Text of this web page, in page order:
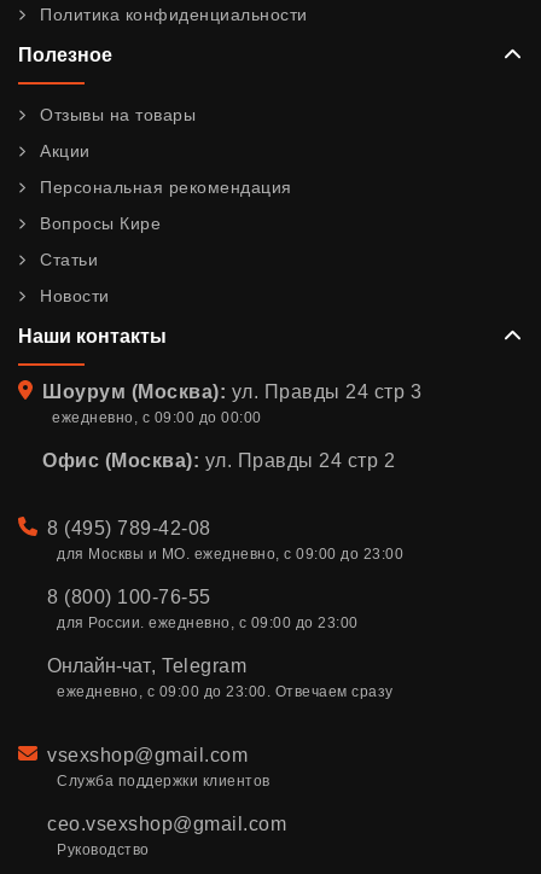
Политика конфиденциальности
Полезное
Отзывы на товары
Акции
Персональная рекомендация
Вопросы Кире
Статьи
Новости
Наши контакты
Адрес
Шоурум (Москва): ул. Правды 24 стр 3
ежедневно, с 09:00 до 00:00
Офис (Москва): ул. Правды 24 стр 2
Телефон
8 (495) 789-42-08
для Москвы и МО. ежедневно, с 09:00 до 23:00
8 (800) 100-76-55
для России. ежедневно, с 09:00 до 23:00
Онлайн-чат, Telegram
ежедневно, с 09:00 до 23:00. Отвечаем сразу
Email
vsexshop@gmail.com
Служба поддержки клиентов
ceo.vsexshop@gmail.com
Руководство